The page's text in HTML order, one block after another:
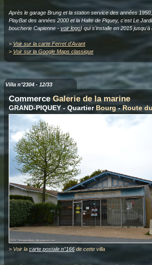
Après le garage Brung et la station service des années
PlayBat des années 2000 et la Halte de Piquey, c'est Le
boucherie Capienne - voir logo) qui s'installe en 2015 jusqu'à
> Voir sur la carte Ferret d'Avant
> Voir sur la Google Maps classique
Villa n°2304 - 12/33
Commerce Galerie de la marine
GRAND-PIQUEY - QuartierBourg-Route
> Voir la carte postale n°166 de cette villa